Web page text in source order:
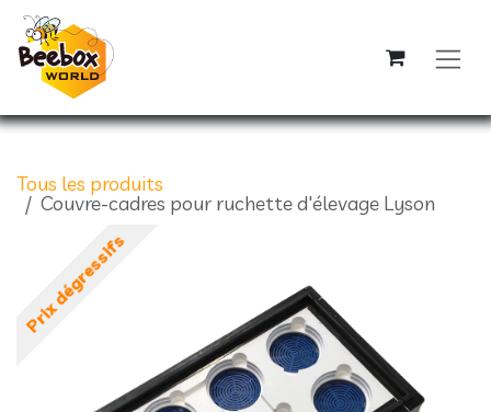
Se rendre au contenu
Tous les produits
Couvre-cadres pour ruchette d'élevage Lyson
Prix dégressifs